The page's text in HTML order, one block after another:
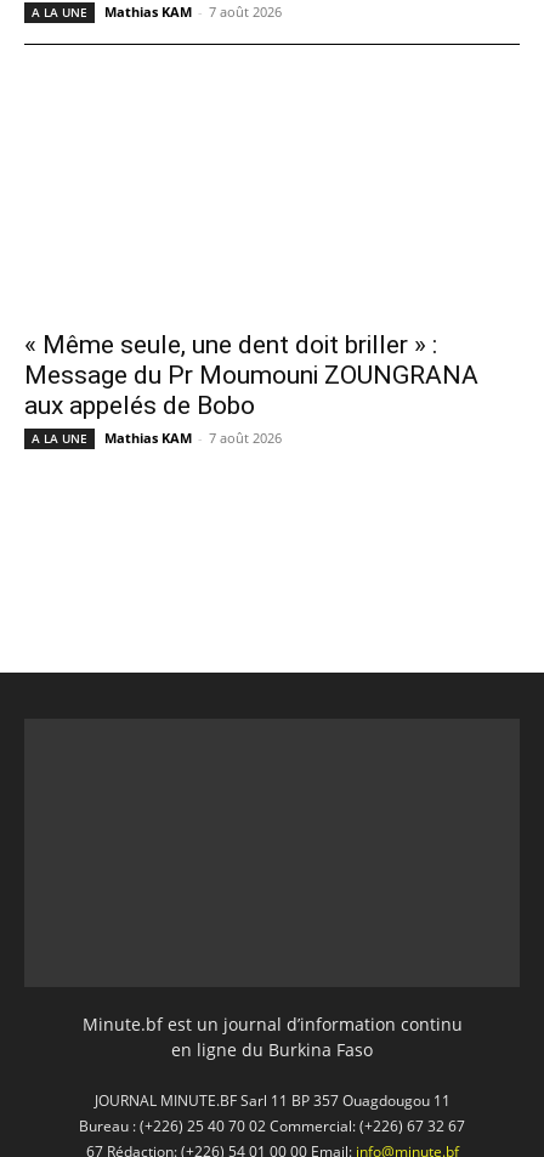
A LA UNE Mathias KAM - 7 août 2026
« Même seule, une dent doit briller » :
Message du Pr Moumouni ZOUNGRANA
aux appelés de Bobo
A LA UNE Mathias KAM - 7 août 2026
Minute.bf est un journal d’information continu
en ligne du Burkina Faso
JOURNAL MINUTE.BF Sarl 11 BP 357 Ouagdougou 11
Bureau : (+226) 25 40 70 02 Commercial: (+226) 67 32 67
67 Rédaction: (+226) 54 01 00 00 Email: info@minute.bf